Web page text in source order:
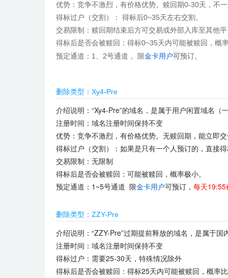
优势：竞争不激烈，有价格优势。赎回期0-30天，不
得标过户（交割）： 得标后0~35天左右交割。
交易限制：赎回期结束后方可交易或外部入库至其他
得标后是否会被赎回： 得标0~35天内可能被赎回，概
预定通道： 1、2号通道 。 限金卡用户可预订。
删除类型：Xy4-Pre
介绍说明：“Xy4-Pre”的域名，是属于用户闲置域名
注册时间：域名注册时间保持不变
优势：竞争不激烈，有价格优势。无赎回期，能立即
得标过户（交割）：如果是只有一个人预订的，直接
交易限制：无限制
得标后是否会被赎回：可能被赎回，概率极小。
预定通道：1~5号通道 限金卡用户可预订， 每天
删除类型：ZZY-Pre
介绍说明：“ZZY-Pre”过期提前释放的域名，是属于
注册时间：域名注册时间保持不变
得标过户：需要25-30天，特殊情况除外
得标后是否会被赎回：得标25天内可能被赎回，概率